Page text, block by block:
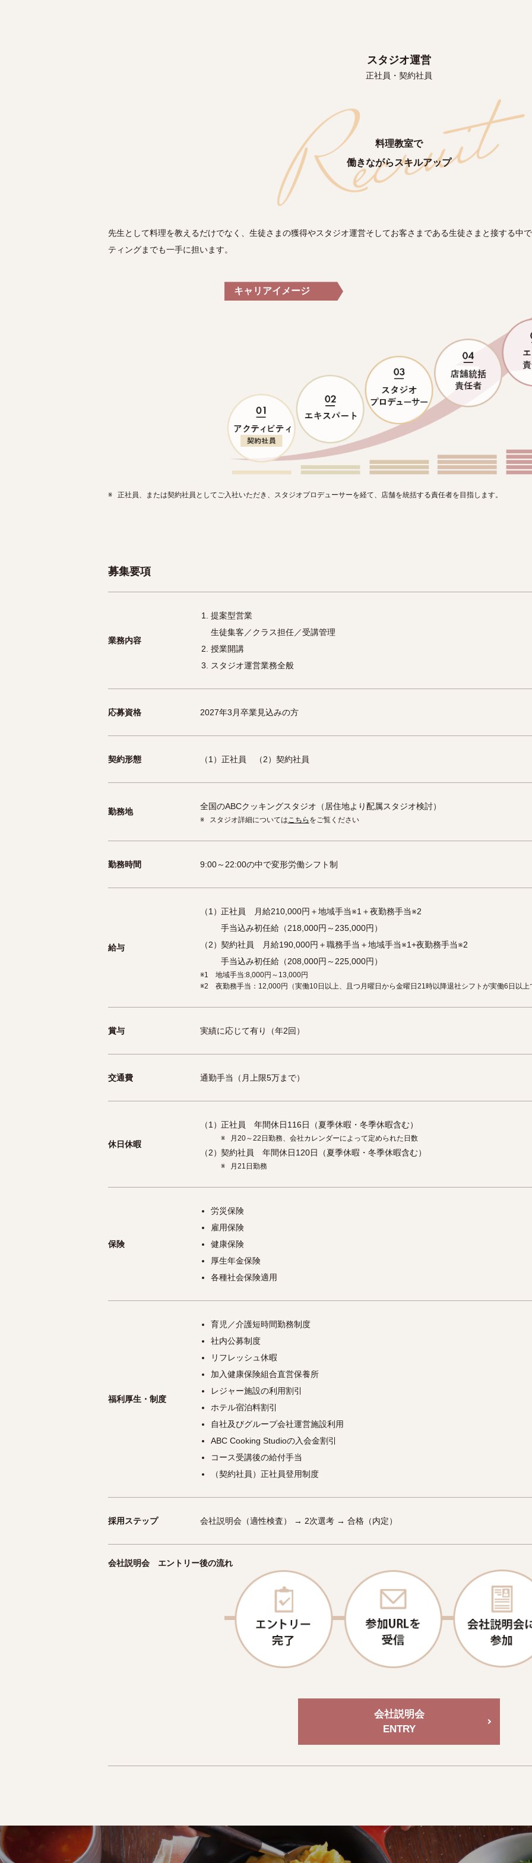
スタジオ運営
正社員・契約社員
料理教室で
働きながらスキルアップ
先生として料理を教えるだけでなく、生徒さまの獲得やスタジオ運営そしてお客さまである生徒さまと接する中
ティングまでも一手に担います。
キャリアイメージ
※ 正社員、または契約社員としてご入社いただき、スタジオプロデューサーを経て、店舗を統括する責任者を目指します。
募集要項
業務内容
提案型営業
生徒集客／クラス担任／受講管理
授業開講
スタジオ運営業務全般
応募資格 2027年3月卒業見込みの方
契約形態 （1）正社員 （2）契約社員
勤務地
全国のABCクッキングスタジオ（居住地より配属スタジオ検討）
※ スタジオ詳細については こちら をご覧ください
勤務時間 9:00～22:00の中で変形労働シフト制
給与
（1）正社員 月給210,000円＋地域手当※1＋夜勤務手当※2
手当込み初任給（218,000円～235,000円）
（2）契約社員 月給190,000円＋職務手当＋地域手当※1+夜勤務手当※2
手当込み初任給（208,000円～225,000円）
※1
地域手当:8,000円～13,000円
※2
夜勤務手当：12,000円（実働10日以上、且つ月曜日から金曜日21時以降退社シフトが実働6日以上
賞与 実績に応じて有り（年2回）
交通費 通勤手当（月上限5万まで）
休日休暇
（1）正社員 年間休日116日（夏季休暇・冬季休暇含む）
※ 月20～22日勤務、会社カレンダーによって定められた日数
（2）契約社員 年間休日120日（夏季休暇・冬季休暇含む）
※ 月21日勤務
保険
労災保険
雇用保険
健康保険
厚生年金保険
各種社会保険適用
福利厚生・制度
育児／介護短時間勤務制度
社内公募制度
リフレッシュ休暇
加入健康保険組合直営保養所
レジャー施設の利用割引
ホテル宿泊料割引
自社及びグループ会社運営施設利用
ABC Cooking Studioの入会金割引
コース受講後の給付手当
（契約社員）正社員登用制度
採用ステップ 会社説明会（適性検査） → 2次選考 → 合格（内定）
会社説明会 エントリー後の流れ
会社説明会
ENTRY